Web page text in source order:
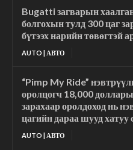
Bugatti загварын
болгохын тулд 300 цаг
бүтээх нарийн төвөгтэй
AUTO | АВТО
“Pimp My Ride”
оролцогч 18,000
зарахаар оролдоход нь
цагийн дараа шууд
AUTO | АВТО